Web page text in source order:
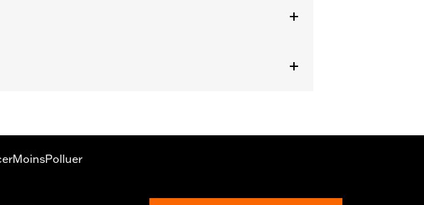
d’un carter de chaîne primaire extérieur à profil
de nouveaux joints. Rendez-vous chez votre